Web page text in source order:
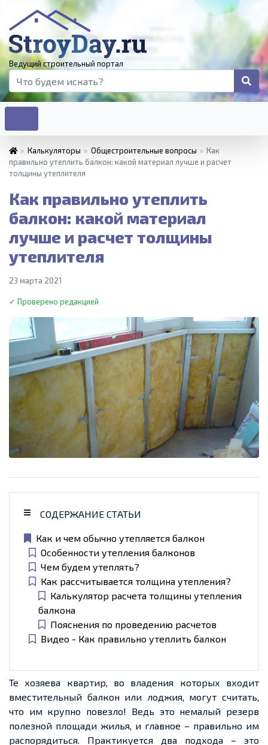
Ведущий строительный портал
» Калькуляторы » Общестроительные вопросы » Как
правильно утеплить балкон: какой материал лучше и расчет
толщины утеплителя
Как правильно утеплить
балкон: какой материал
лучше и расчет толщины
утеплителя
23 марта 2021
✓ Проверено редакцией
СОДЕРЖАНИЕ СТАТЬИ
Как и чем обычно утепляется балкон
Особенности утепления балконов
Чем будем утеплять?
Как рассчитывается толщина утепления?
Калькулятор расчета толщины утепления
балкона
Пояснения по проведению расчетов
Видео - Как правильно утеплить балкон
Те хозяева квартир, во владения которых входит
вместительный балкон или лоджия, могут считать,
что им крупно повезло! Ведь это немалый резерв
полезной площади жилья, и главное – правильно им
распорядиться. Практикуется два подхода – это